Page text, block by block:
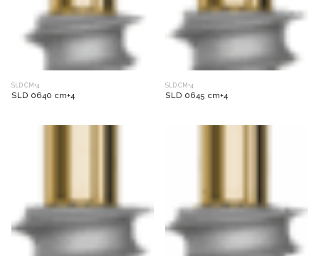
SLD CM+4
SLD 0640 cm+4
SLD CM+4
SLD 0645 cm+4